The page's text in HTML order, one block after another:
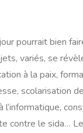
pourrait bien
variés, se
à la paix,
scolarisation
contre le sida…